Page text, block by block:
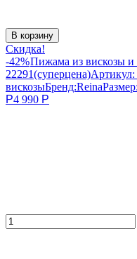
В корзину
Скидка!
-42%Пижама из вискозы и
22291(суперцена)Артикул:
вискозыБренд:ReinaРазмер:
Р4 990 Р